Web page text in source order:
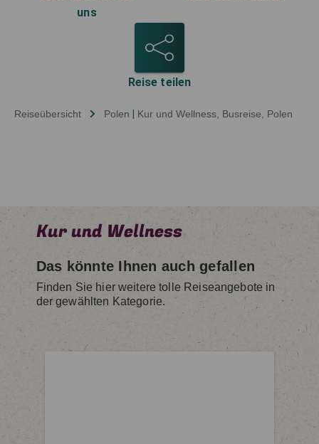
uns
Reise teilen
Reiseübersicht Polen Kur und Wellness, Busreise , Polen
Kur und Wellness
Das könnte Ihnen auch gefallen
Finden Sie hier weitere tolle Reiseangebote in
der gewählten Kategorie.